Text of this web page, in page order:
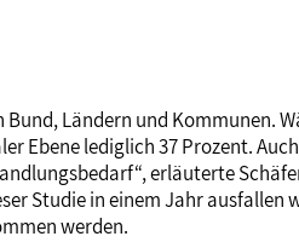
Ländern und Kommunen.
Ebene lediglich 37 Prozent.
erläuterte
Studie in einem Jahr ausfallen
werden.